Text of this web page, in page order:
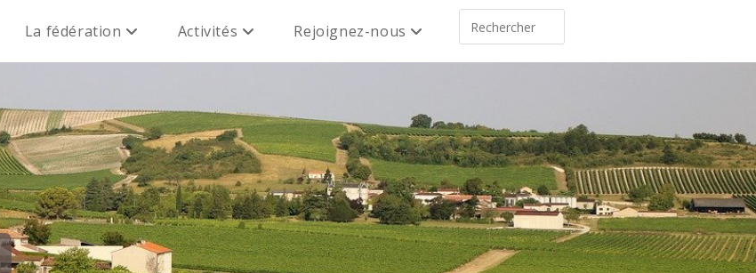
La fédération Activités Rejoignez-nous